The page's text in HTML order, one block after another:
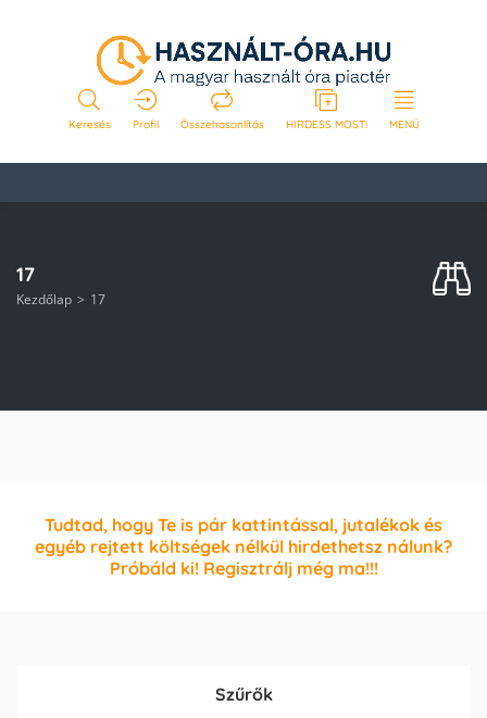
Keresés Profil Összehasonlítás HIRDESS MOST! MENÜ
17
Kezdőlap 17
Tudtad, hogy Te is pár kattintással, jutalékok és
egyéb rejtett költségek nélkül hirdethetsz nálunk?
Próbáld ki! Regisztrálj még ma!!!
Szűrők